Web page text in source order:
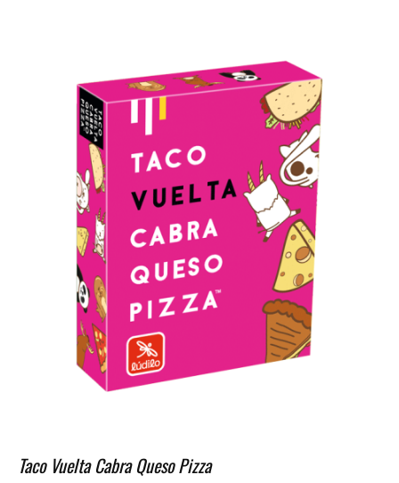
Taco Vuelta Cabra Queso Pizza